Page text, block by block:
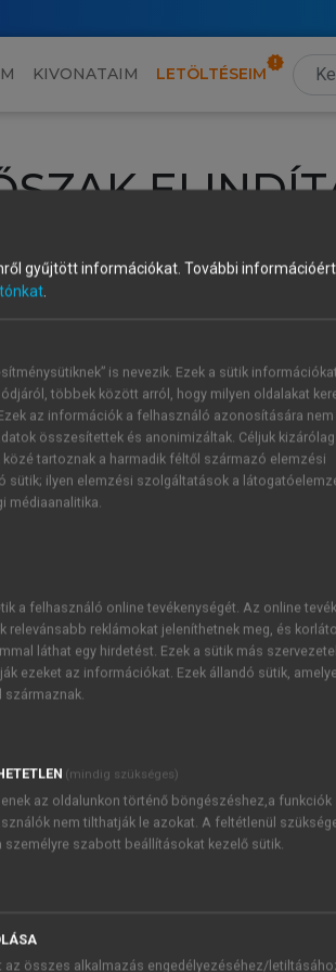
KIVONATAIM LETÖLTÉSEIM
fiókoddal, iskolai azonosítóddal vagy
óra díjmentes hozzáférésrevagy
vagy hozz
a
ÚJ FIÓK
1 óra
JELSZÓ
Kérek értesítést a MeRSZ
Kérek értesítést az
gyűjtött információkat. További
.
is nevezik. Ezek a sütik
többek között arról, hogy milyen oldalakat
az információk a felhasználó azonosítására nem
összesítettek és anonimizáltak. Céljuk
tartoznak a harmadik féltől származó elemzési
sütik; ilyen elemzési szolgáltatások a
médiaanalitika.
a felhasználó online tevékenységét. Az online
relevánsabb reklámokat jeleníthetnek meg, és
láthat egy hirdetést. Ezek a sütik más
ezeket az információkat. Ezek állandó sütik,
származnak.
(mindig szükséges)
az oldalunkon történő böngészéshez,a funkciók
nem tilthatják le azokat. A feltétlenül
szabott beállításokat kezelő sütik.
az összes alkalmazás engedélyezéséhez/